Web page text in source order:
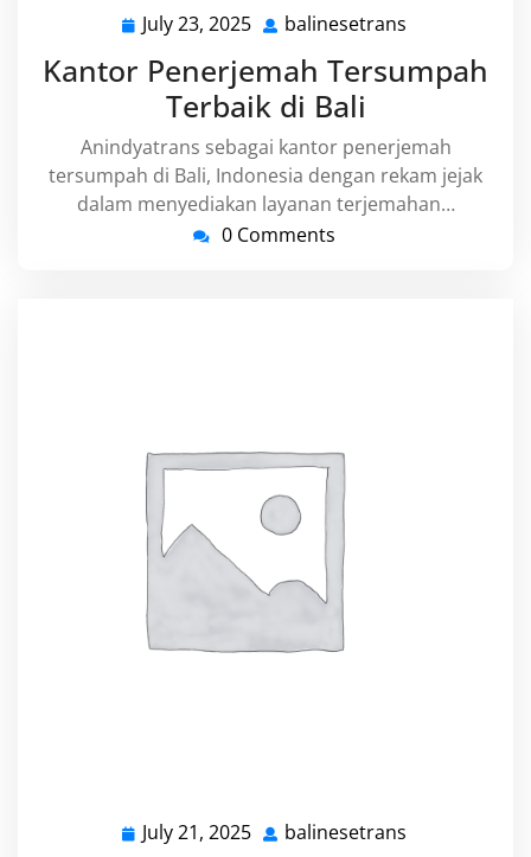
July 23, 2025 July
2025
balinesetrans
Kantor Penerjemah Tersumpah
Terbaik di Bali
Anindyatrans sebagai kantor penerjemah
tersumpah di Bali, Indonesia dengan rekam jejak
dalam menyediakan layanan terjemahan…
0 Comments
July 21, 2025 July balinesetrans